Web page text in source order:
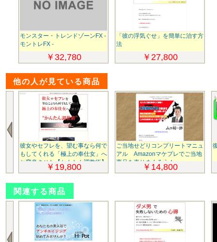
モンスター・トレンドゾーンFX -
モントレFX -
￥32,780
「彼の浮気ぐせ」を簡単に治す方
法
￥27,800
他の人が見ている商品
彼女やセフレを、望む事なら何で
もしてくれる「極上の奉仕女」へ
と変身させた【かんたん調教術】
￥19,800
ご当地せどりコンプリートマニュ
アル Amazonマケプレでご当地
商品を売りまくろう！
￥14,800
関連する商品